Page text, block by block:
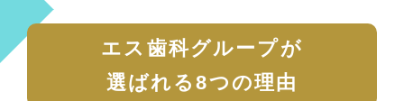
エス歯科グループが
選ばれる8つの理由